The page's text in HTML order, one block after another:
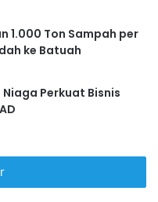
1.000 Ton Sampah per
ke Batuah
Perkuat Bisnis